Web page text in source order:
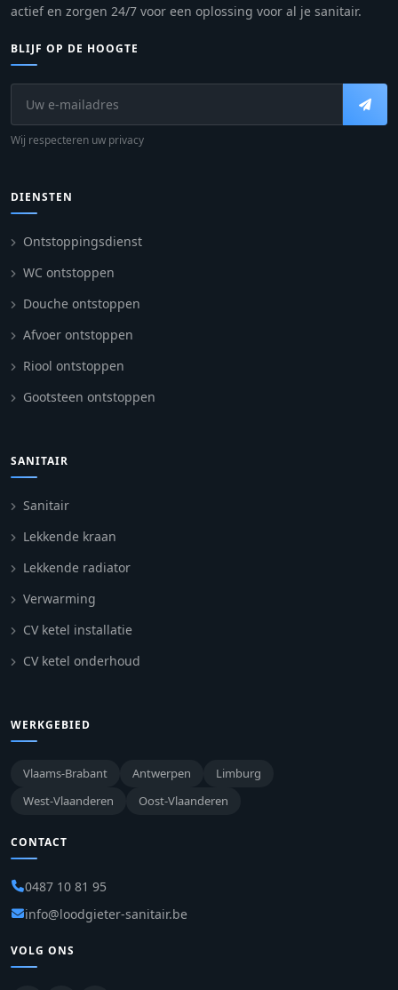
actief en zorgen 24/7 voor een oplossing voor al je sanitair.
BLIJF OP DE HOOGTE
Wij respecteren uw privacy
DIENSTEN
Ontstoppingsdienst
WC ontstoppen
Douche ontstoppen
Afvoer ontstoppen
Riool ontstoppen
Gootsteen ontstoppen
SANITAIR
Sanitair
Lekkende kraan
Lekkende radiator
Verwarming
CV ketel installatie
CV ketel onderhoud
WERKGEBIED
Vlaams-Brabant Antwerpen
Limburg
West-Vlaanderen
Oost-Vlaanderen
CONTACT
0487 10 81 95
info@loodgieter-sanitair.be
VOLG ONS